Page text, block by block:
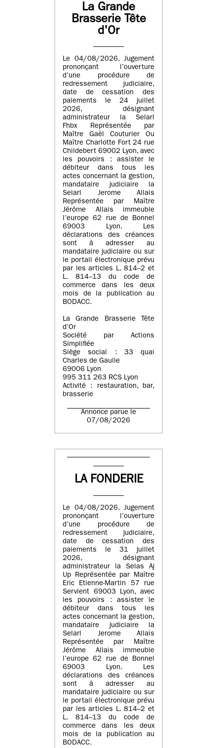
La Grande
Brasserie Tête
d'Or
Le 04/08/2026. Jugement
prononçant l’ouverture
d’une procédure de
redressement judiciaire,
date de cessation des
paiements le 24 juillet
2026, désignant
administrateur la Selarl
Fhbx Représentée par
Maître Gaël Couturier Ou
Maître Charlotte Fort 24 rue
Childebert 69002 Lyon, avec
les pouvoirs : assister le
débiteur dans tous les
actes concernant la gestion,
mandataire judiciaire la
Selarl Jerome Allais
Représentée par Maître
Jérôme Allais immeuble
l’europe 62 rue de Bonnel
69003 Lyon. Les
déclarations des créances
sont à adresser au
mandataire judiciaire ou sur
le portail électronique prévu
par les articles L. 814–2 et
L. 814–13 du code de
commerce dans les deux
mois de la publication au
BODACC.
La Grande Brasserie Tête
d’Or
Société par Actions
Simplifiée
Siège social : 33 quai
Charles de Gaulle
69006 Lyon
995 311 263 RCS Lyon
Activité : restauration, bar,
brasserie
Annonce parue le
07/08/2026
LA FONDERIE
Le 04/08/2026. Jugement
prononçant l’ouverture
d’une procédure de
redressement judiciaire,
date de cessation des
paiements le 31 juillet
2026, désignant
administrateur la Selas Aj
Up Représentée par Maître
Eric Etienne-Martin 57 rue
Servient 69003 Lyon, avec
les pouvoirs : assister le
débiteur dans tous les
actes concernant la gestion,
mandataire judiciaire la
Selarl Jerome Allais
Représentée par Maître
Jérôme Allais immeuble
l’europe 62 rue de Bonnel
69003 Lyon. Les
déclarations des créances
sont à adresser au
mandataire judiciaire ou sur
le portail électronique prévu
par les articles L. 814–2 et
L. 814–13 du code de
commerce dans les deux
mois de la publication au
BODACC.